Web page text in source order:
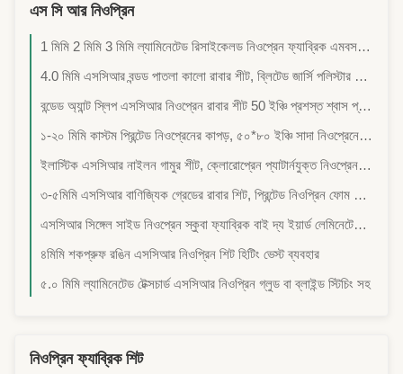
এস সি আর নিওপ্রিন
1 মিমি 2 মিমি 3 মিমি ল্যামিনেটেড রিসাইকেলড নিওপ্রেন ফ্যাব্রিক এমবসড রাবার
4.0 মিমি এসসিআর বন্ডড পাতলা কালো রাবার শীট, ব্লিটেড জার্সি পলিস্টার নিওপ্রেন ফ্যাব্রিক
বন্ডেড অ্যান্ট স্লিপ এসসিআর নিওপ্রেন রাবার শীট 50 ইঞ্চি প্রশস্ত শ্বাস প্রশ্বাস
১-২০ মিমি কাস্টম প্রিন্টেড নিওপ্রেনের কাপড়, ৫০*৮০ ইঞ্চি সাদা নিওপ্রেনের কাপড়
ইলাস্টিক এসসিআর নাইলন গামুর শীট, ক্লোরোপ্রেন প্যাটার্নযুক্ত নিওপ্রেন কাপড়
৩-৫মিমি এসসিআর বাণিজ্যিক গ্রেডের রাবার শিট, প্রিন্টেড নিওপ্রিন ফোম রাবার
এসসিআর সিঙ্গেল সাইড নিওপ্রেন স্কুবা ফ্যাব্রিক বাই দ্য ইয়ার্ড লেমিনেটেড ওয়াটার রেসিস্ট্যান্ট
৪মিমি শকপ্রুফ রঙিন এসসিআর নিওপ্রিন শিট হিটিং ভেস্ট ব্যবহার
৫.০ মিমি ল্যামিনেটেড টেক্সচার্ড এসসিআর নিওপ্রিন গ্লুড বা ব্লাইন্ড স্টিচিং সহ
নিওপ্রিন ফ্যাব্রিক শিট